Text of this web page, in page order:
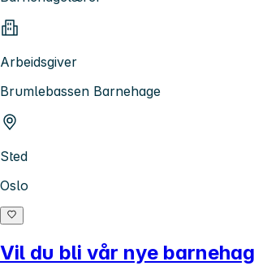
Arbeidsgiver
Brumlebassen Barnehage
Sted
Oslo
Vil du bli vår nye